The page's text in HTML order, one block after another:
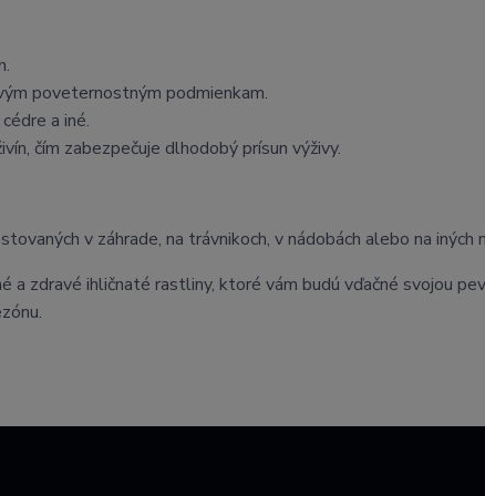
poveternostným podmienkam.
a iné.
čím zabezpečuje dlhodobý prísun výživy.
v záhrade, na trávnikoch, v nádobách alebo na iných
a zdravé ihličnaté rastliny, ktoré vám budú vďačné svojou